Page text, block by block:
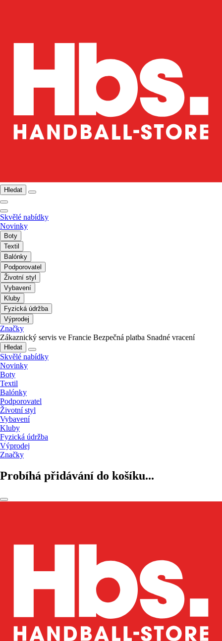
Hledat
Skvělé nabídky
Novinky
Boty
Textil
Balónky
Podporovatel
Životní styl
Vybavení
Kluby
Fyzická údržba
Výprodej
Značky
Zákaznický servis ve Francie Bezpečná platba Snadné vracení
Hledat
Skvělé nabídky
Novinky
Boty
Textil
Balónky
Podporovatel
Životní styl
Vybavení
Kluby
Fyzická údržba
Výprodej
Značky
Probíhá přidávání do košíku...